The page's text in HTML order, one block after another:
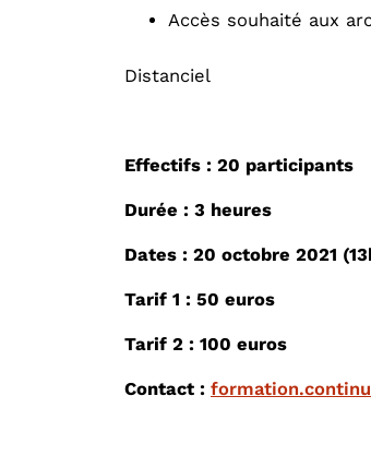
Accès souhaité aux
Distanciel
Effectifs : 20 participants
Durée : 3 heures
Dates : 20 octobre 2021
Tarif 1 : 50 euros
Tarif 2 : 100 euros
Contact :